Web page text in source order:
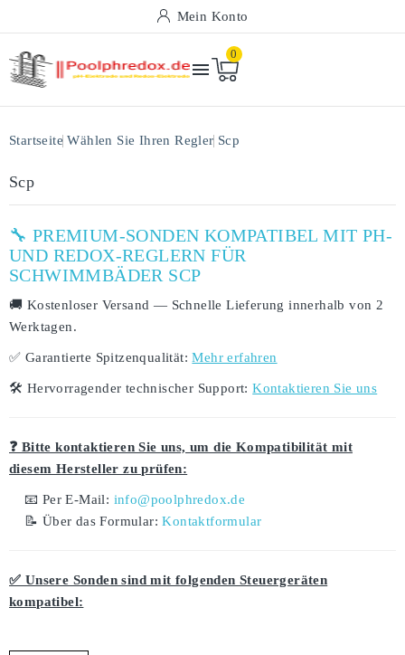
Mein Konto

0
Startseite Wählen Sie Ihren Regler Scp
Scp
🔧 PREMIUM-SONDEN KOMPATIBEL MIT PH-
UND REDOX-REGLERN FÜR
SCHWIMMBÄDER SCP
🚚 Kostenloser Versand — Schnelle Lieferung innerhalb von 2
Werktagen.
✅ Garantierte Spitzenqualität: Mehr erfahren
🛠️ Hervorragender technischer Support: Kontaktieren Sie uns
❓ Bitte kontaktieren Sie uns, um die Kompatibilität mit
diesem Hersteller zu prüfen:
📧 Per E-Mail: info@poolphredox.de
📝 Über das Formular:Kontaktformular
✅ Unsere Sonden sind mit folgenden Steuergeräten
kompatibel: